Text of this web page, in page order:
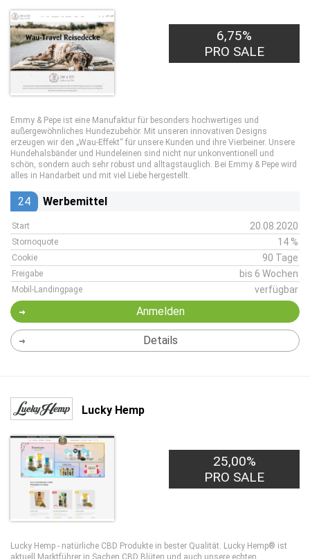
6,75%
PRO SALE
Emmy & Pepe ist eine Manufaktur für besonders hochwertiges und
außergewöhnliches Hundezubehör. Mit unseren innovativen Designs
erzeugen wir den „Wau-Effekt“ für unsere Kunden und ihre Vierbeiner. Unsere
Hundehalsbänder und Hundeleinen sind nicht nur unkonventionell und
schön, sondern auch sehr robust und alltagstauglich. Bei Emmy & Pepe wird
alles in Handarbeit und mit viel Liebe hergestellt.
24 Werbemittel
Start 20.08.2020
Stornoquote 14 %
Cookie 90 Tage
Freigabe bis 6 Wochen
Mobil-Landingpage verfügbar
Anmelden
Details
Lucky Hemp
25,00%
PRO SALE
Lucky Hemp - natürliche CBD Produkte in bester Qualität. Lucky Hemp® ist
aktuell Marktführer in Sachen CBD Blüten und auch unsere echten